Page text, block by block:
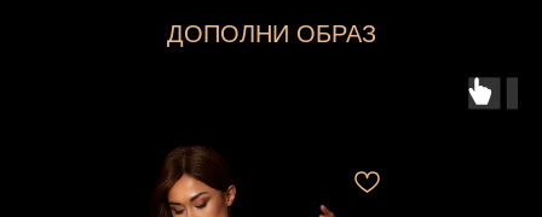
ДОПОЛНИ ОБРАЗ